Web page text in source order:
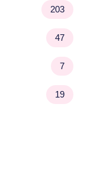
203
47
7
19